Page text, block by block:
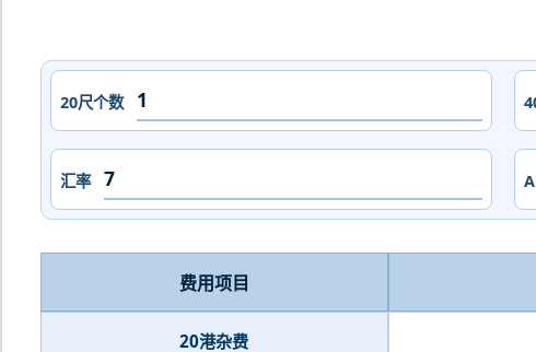
20尺个数
汇率
费用项目
20港杂费